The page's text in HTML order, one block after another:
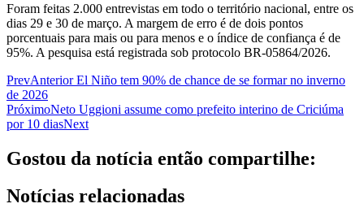
Foram feitas 2.000 entrevistas em todo o território nacional, entre os
dias 29 e 30 de março. A margem de erro é de dois pontos
porcentuais para mais ou para menos e o índice de confiança é de
95%. A pesquisa está registrada sob protocolo BR-05864/2026.
PrevAnteriorEl Niño tem 90% de chance de se formar no inverno
de 2026
PróximoNeto Uggioni assume como prefeito interino de Criciúma
por 10 diasNext
Gostou da notícia então compartilhe:
Notícias relacionadas